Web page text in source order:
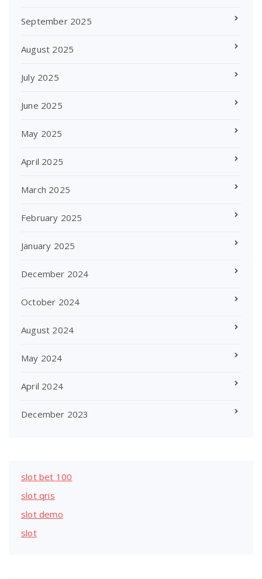
September 2025
August 2025
July 2025
June 2025
May 2025
April 2025
March 2025
February 2025
January 2025
December 2024
October 2024
August 2024
May 2024
April 2024
December 2023
slot bet 100
slot qris
slot demo
slot